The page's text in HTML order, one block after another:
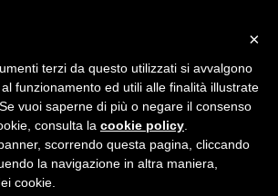
Garden Club di Bologna
cookies previsto nella pagina dedicata.
per abilitare/disabilitare il tracciamento di
Analytics.
Privacy e cookie policy
×
terzi da questo utilizzati si avvalgono
funzionamento ed utili alle finalità illustrate
vuoi saperne di più o negare il consenso
consulta la cookie policy
scorrendo questa pagina, cliccando
la navigazione in altra maniera,
cookie.